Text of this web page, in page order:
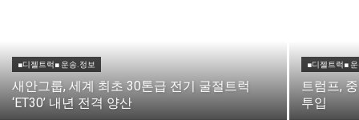
■디젤트럭■ 운송.정보
새안그룹, 세계 최초 30톤급 전기 굴절트럭
‘ET30’ 내년 전격 양산
■디젤트럭■
트럼프,
투입